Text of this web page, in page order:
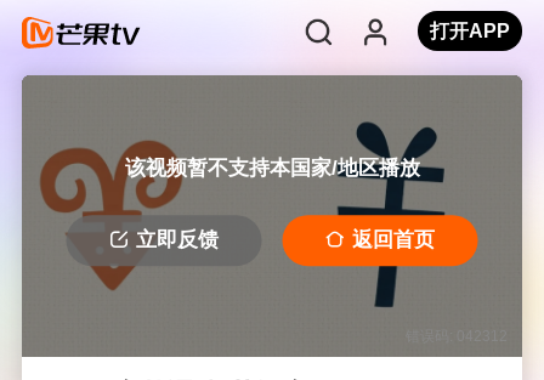
打开APP
该视频暂不支持本国家/地区播放
立即反馈 返回首页